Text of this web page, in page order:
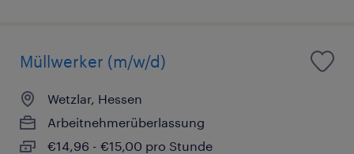
Müllwerker (m/w/d)
Wetzlar, Hessen
Arbeitnehmerüberlassung
€14,96 - €15,00 pro Stunde